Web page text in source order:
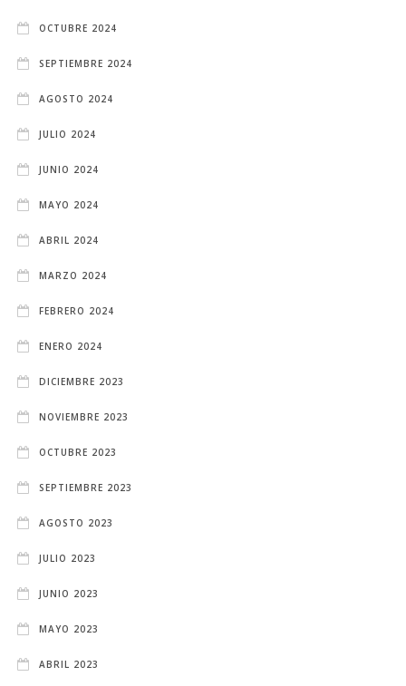
OCTUBRE 2024
SEPTIEMBRE 2024
AGOSTO 2024
JULIO 2024
JUNIO 2024
MAYO 2024
ABRIL 2024
MARZO 2024
FEBRERO 2024
ENERO 2024
DICIEMBRE 2023
NOVIEMBRE 2023
OCTUBRE 2023
SEPTIEMBRE 2023
AGOSTO 2023
JULIO 2023
JUNIO 2023
MAYO 2023
ABRIL 2023